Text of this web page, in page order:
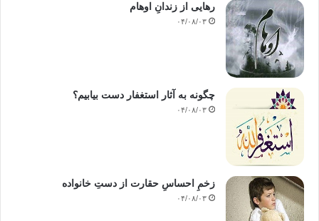
رهایی از زندانِ اوهام
۰۴/۰۸/۰۳
چگونه به آثار استغفار دست بیابیم؟
۰۴/۰۸/۰۳
زخمِ احساسِ حقارت از دستِ خانواده
۰۴/۰۸/۰۳